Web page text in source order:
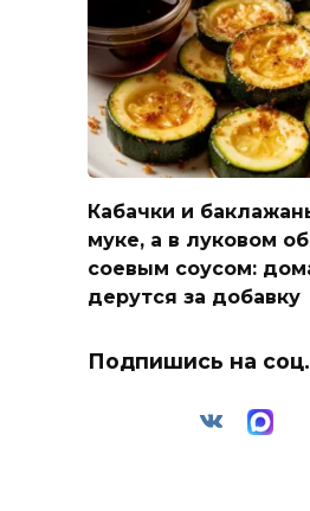
Кабачки и
муке, а в луковом
соевым соусом:
дерутся за добавку
Подпишись на